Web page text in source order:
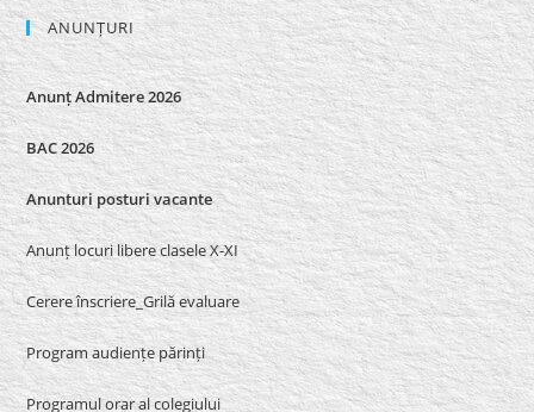
ANUNȚURI
Anunț Admitere 2026
BAC 2026
Anunturi posturi vacante
Anunț locuri libere clasele X-XI
Cerere înscriere_Grilă evaluare
Program audiențe părinți
Programul orar al colegiului